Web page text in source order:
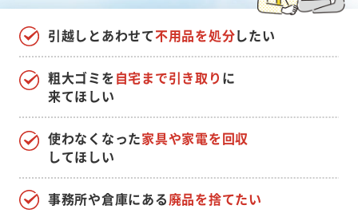
引越しとあわせて不用品を処分したい
使わなくなった家具や家電を回収
してほしい
粗大ゴミを自宅まで引き取り に
来てほしい
事務所や倉庫にある廃品を捨てたい